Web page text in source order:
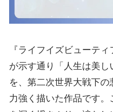
『ライフイズビューテ
が示す通り「人生は美
を、第二次世界大戦下
力強く描いた作品です